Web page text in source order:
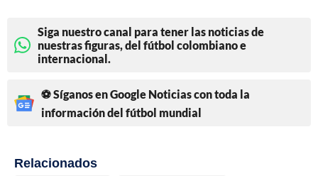
Siga nuestro canal para tener las noticias de
nuestras figuras, del fútbol colombiano e
internacional.
⚽ Síganos en Google Noticias con toda la
información del fútbol mundial
Relacionados